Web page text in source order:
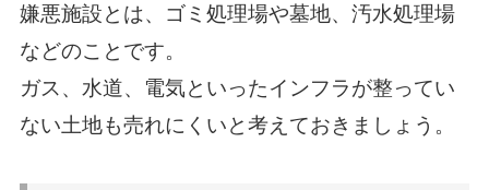
嫌悪施設とは、ゴミ処理場や墓地、汚水処理場
などのことです。
ガス、水道、電気といったインフラが整ってい
ない土地も売れにくいと考えておきましょう。